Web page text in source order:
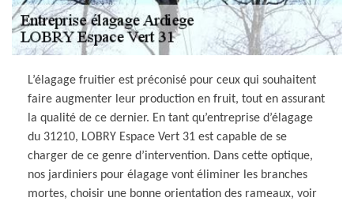
L’élagage fruitier est préconisé pour ceux qui souhaitent
faire augmenter leur production en fruit, tout en assurant
la qualité de ce dernier. En tant qu’entreprise d’élagage
du 31210, LOBRY Espace Vert 31 est capable de se
charger de ce genre d’intervention. Dans cette optique,
nos jardiniers pour élagage vont éliminer les branches
mortes, choisir une bonne orientation des rameaux, voir